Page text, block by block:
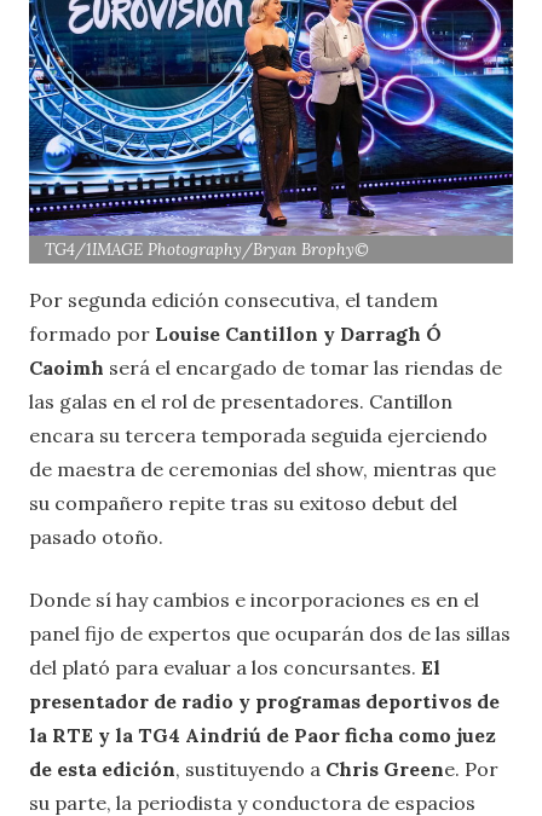
TG4/1IMAGE Photography/Bryan Brophy©
Por segunda edición consecutiva, el tandem
formado por Louise Cantillon y Darragh Ó
Caoimh será el encargado de tomar las riendas de
las galas en el rol de presentadores. Cantillon
encara su tercera temporada seguida ejerciendo
de maestra de ceremonias del show, mientras que
su compañero repite tras su exitoso debut del
pasado otoño.
Donde sí hay cambios e incorporaciones es en el
panel fijo de expertos que ocuparán dos de las sillas
del plató para evaluar a los concursantes. El
presentador de radio y programas deportivos de
la RTE y la TG4 Aindriú de Paor ficha como juez
de esta edición, sustituyendo a Chris Greene. Por
su parte, la periodista y conductora de espacios